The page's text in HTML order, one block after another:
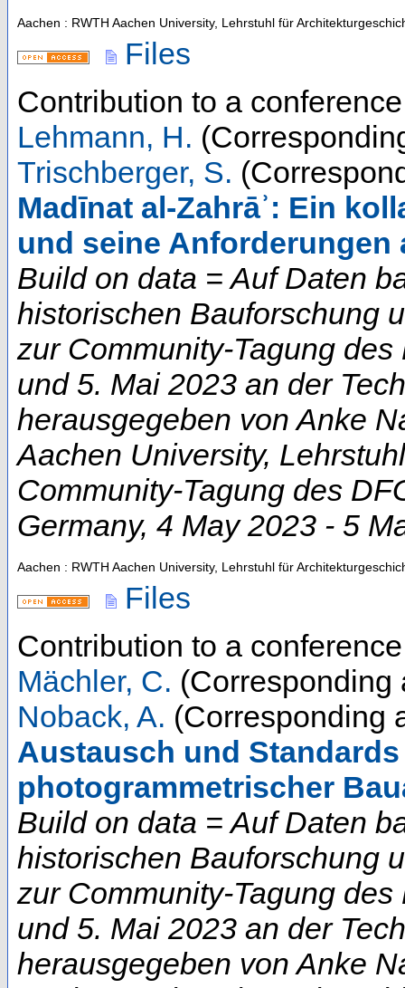
Aachen : RWTH Aachen University, Lehrstuhl für
Files
Contribution to a
Lehmann, H.
Trischberger, S.
Madīnat al-Zahrāʾ: Ein
und seine
Build on data = Auf Daten
historischen Bauforschung
zur Community-Tagung
und 5. Mai 2023 an der
herausgegeben von Anke
Aachen University,
Community-Tagung des
Germany, 4 May 2023 - 5
Aachen : RWTH Aachen University, Lehrstuhl für
Files
Contribution to a
Mächler, C. (Corresponding
Noback, A. (Corresponding
Austausch und
photogrammetrischer
Build on data = Auf Daten
historischen Bauforschung
zur Community-Tagung
und 5. Mai 2023 an der
herausgegeben von Anke